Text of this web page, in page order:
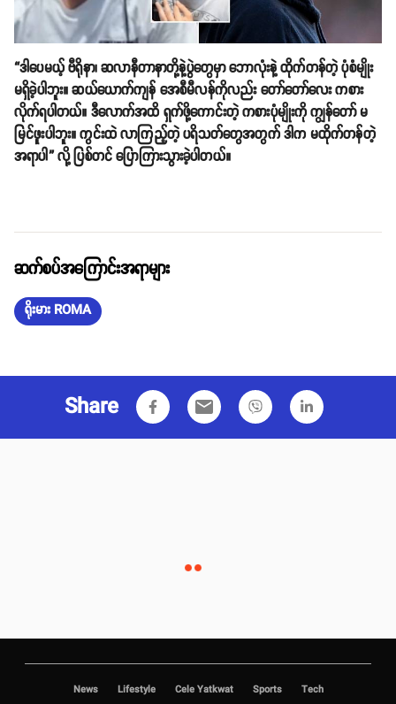
“ဒါပေမယ့် ဗီရိုနာ၊ ဆလာနီတာနာတို့နဲ့ပွဲတွေမှာ ဘောလုံးနဲ့ ထိုက်တန်တဲ့ ပုံစံမျိုး
မရှိခဲ့ပါဘူး။ ဆယ်ယောက်ကျန် အေစီမီလန်ကိုလည်း တော်တော်လေး ကစား
လိုက်ရပါတယ်။ ဒီလောက်အထိ ရှက်ဖို့ကောင်းတဲ့ ကစားပုံမျိုးကို ကျွန်တော် မ
မြင်ဖူးပါဘူး။ ကွင်းထဲ လာကြည့်တဲ့ ပရိသတ်တွေအတွက် ဒါက မထိုက်တန်တဲ့
အရာပါ” လို့ ပြစ်တင် ပြောကြားသွားခဲ့ပါတယ်။
ဆက်စပ်အကြောင်းအရာများ
ရိုးမား ROMA
Share email
News Lifestyle Cele Yatkwat Sports Tech